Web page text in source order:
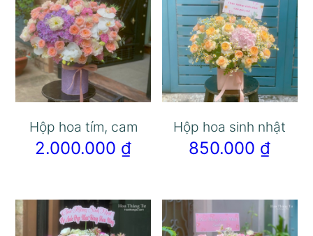
Hộp hoa tím, cam
2.000.000 ₫
Hộp hoa sinh nhật
850.000 ₫